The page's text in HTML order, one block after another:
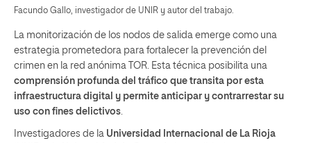
Facundo Gallo, investigador de UNIR y autor del trabajo.
La monitorización de los nodos de salida emerge como una
estrategia prometedora para fortalecer la prevención del
crimen en la red anónima TOR. Esta técnica posibilita una
comprensión profunda del tráfico que transita por esta
infraestructura digital y permite anticipar y contrarrestar su
uso con fines delictivos
Investigadores de la Universidad Internacional de La Rioja